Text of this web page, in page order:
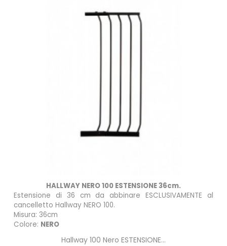
HALLWAY NERO 100 ESTENSIONE 36cm.
Estensione di 36 cm da abbinare ESCLUSIVAMENTE al
cancelletto Hallway NERO 100.
Misura: 36cm
Colore: NERO
Hallway 100 Nero ESTENSIONE...